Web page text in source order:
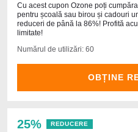
Cu acest cupon Ozone poți
pentru școală sau birou și cadouri
reduceri de până la 86%! Profită
limitate!
Numărul de utilizări: 60
OBȚINE
25% REDUCERE